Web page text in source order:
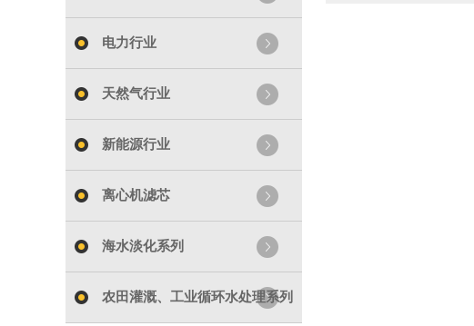
电力行业
天然气行业
新能源行业
离心机滤芯
海水淡化系列
农田灌溉、工业循环水处理系列